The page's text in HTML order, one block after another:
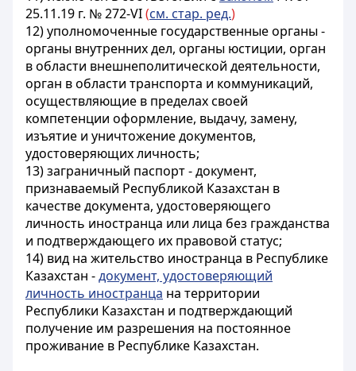
25.11.19 г. № 272-VI(см. стар. ред.)
12) уполномоченные государственные органы -
органы внутренних дел, органы юстиции, орган
в области внешнеполитической деятельности,
орган в области транспорта и коммуникаций,
осуществляющие в пределах своей
компетенции оформление, выдачу, замену,
изъятие и уничтожение документов,
удостоверяющих личность;
13) заграничный паспорт - документ,
признаваемый Республикой Казахстан в
качестве документа, удостоверяющего
личность иностранца или лица без гражданства
и подтверждающего их правовой статус;
14) вид на жительство иностранца в Республике
Казахстан -документ, удостоверяющий
личность иностранца на территории
Республики Казахстан и подтверждающий
получение им разрешения на постоянное
проживание в Республике Казахстан.